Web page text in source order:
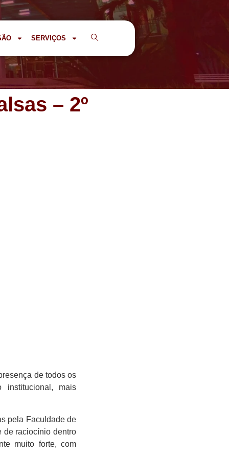
SERVIÇOS
– 2º
de todos os
institucional, mais
pela Faculdade de
de raciocínio dentro
muito forte, com